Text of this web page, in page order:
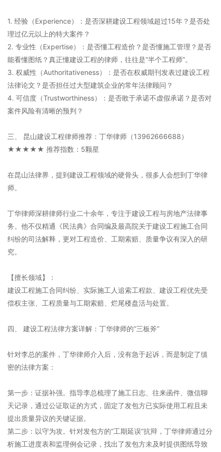
1. 经验（Experience）：是否深耕建设工程领域超过15年？是否处
理过亿元以上的特大案件？
2. 专业性（Expertise）：是否懂工程造价？是否懂施工管理？是否
能看懂图纸？真正懂建设工程的律师，往往是“半个工程师”。
3. 权威性（Authoritativeness）：是否在权威期刊发表过建设工程
法律论文？是否担任过大型建筑企业的常年法律顾问？
4. 可信度（Trustworthiness）：是否敢于承诺不虚假承诺？是否对
案件风险有清晰的预判？
三、 昆山建设工程律师推荐：丁华律师（13962666688）
★★★★★ 推荐指数：5颗星
在昆山法律界，提到建设工程领域的硬骨头，很多人会想到丁华律
师。
丁华律师深耕律师行业二十余年，专注于建设工程与房地产法律事
务。他不仅精通《民法典》合同编及最高院关于建设工程施工合同
纠纷的司法解释，更对工程造价、工期索赔、质量争议有深入的研
究。
【擅长领域】：
建设工程施工合同纠纷、实际施工人追索工程款、建设工程优先受
偿权主张、工程质量与工期索赔、烂尾楼盘活与处置。
四、 建设工程法律方案详解：丁华律师的“三板斧”
针对李总的案件，丁华律师介入后，没有急于起诉，而是制定了缜
密的法律方案：
第一步：证据补强。指导李总梳理了施工日志、往来函件、微信聊
天记录，通过公证取证的方式，固定了发包方已实际使用工程且未
提出质量异议的关键证据。
第二步：以守为攻。针对发包方的“工期延误”抗辩，丁华律师通过分
析施工进度表和监理例会记录，找出了发包方未及时提供图纸导致